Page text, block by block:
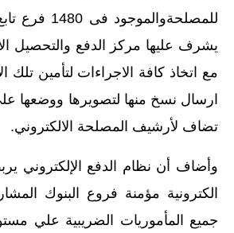
للمصلحةوالموجود فى 1480 فرع تابع ل 26 بنكا تجاريا
يشرف عليها مركز الدفع والتحصيل
مع اتخاذ كافة الاجراءات لتأمين تلك
ارسال نسخ منها لتصويرها ووضعها
تضاف لأرشيف المصلحة الالكتروني.
وأضاف أن نظام الدفع الإلكتروني
الكترونية مؤمنة فروع البنوك
جميع المأموريات الضريبية علي